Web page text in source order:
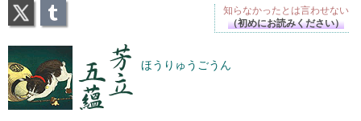
芳立五蘊 ほうりゅうごうん
知らなかったとは言わせない
（初めにお読みください）
X Tumblr